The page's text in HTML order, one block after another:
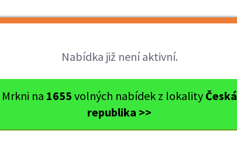
Nabídka již není aktivní.
Mrkni na 1655 volných nabídek z lokality Česká
republika >>
Poděbrady Technik administrátor v tec...
v technickém